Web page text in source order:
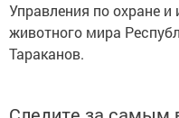
Управления по охране
животного мира
Тараканов.